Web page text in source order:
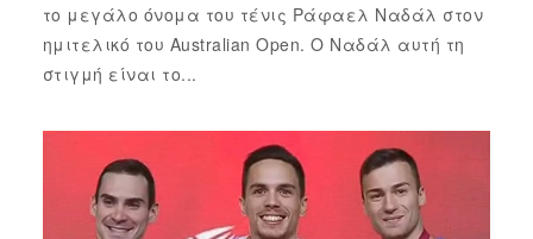
το μεγάλο όνομα του τένις Ράφαελ Ναδάλ στον
ημιτελικό του Australian Open. Ο Ναδάλ αυτή τη
στιγμή είναι το...